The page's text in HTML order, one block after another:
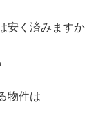
安く済みますか
物件は